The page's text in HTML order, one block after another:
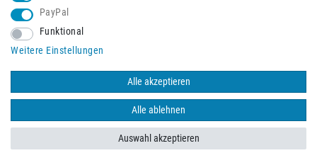
© 2026 Burbach+Goetz Deutsche Sanitätshaus GmbH
vorbehalten. Alle Preise verstehen sich inklusive der Mehrwertsteuer,
zuzüglich der Versandkosten.
PayPal
Funktional
Weitere Einstellungen
Alle akzeptieren
Alle ablehnen
Auswahl akzeptieren